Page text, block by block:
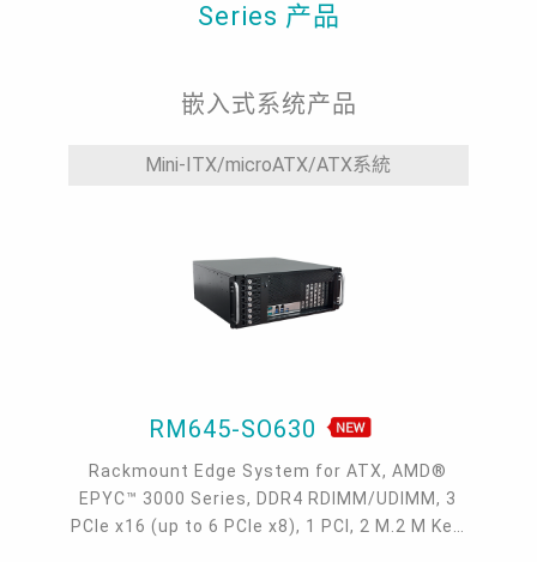
Series 产品
嵌入式系统产品
Mini-ITX/microATX/ATX系統
RM645-SO630
Rackmount Edge System for ATX, AMD®
EPYC™ 3000 Series, DDR4 RDIMM/UDIMM, 3
PCIe x16 (up to 6 PCIe x8), 1 PCI, 2 M.2 M Key,